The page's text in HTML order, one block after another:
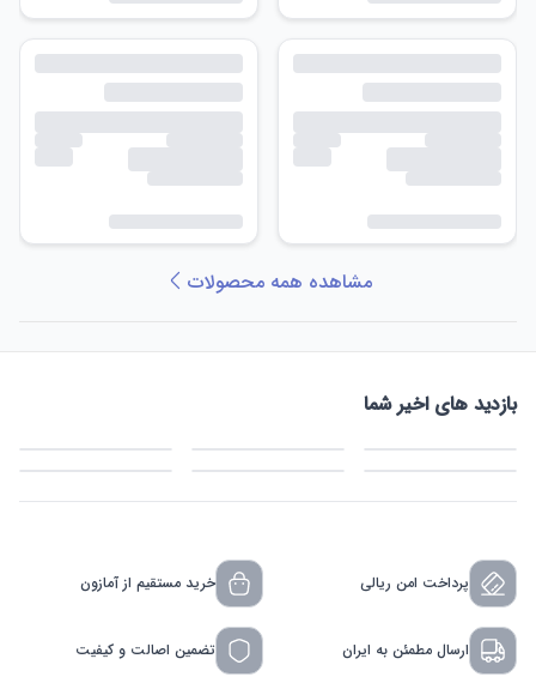
مشاهده همه محصولات
بازدید های اخیر شما
پرداخت امن ریالی خرید مستقیم از آمازون
ارسال مطمئن به ایران تضمین اصالت و کیفیت